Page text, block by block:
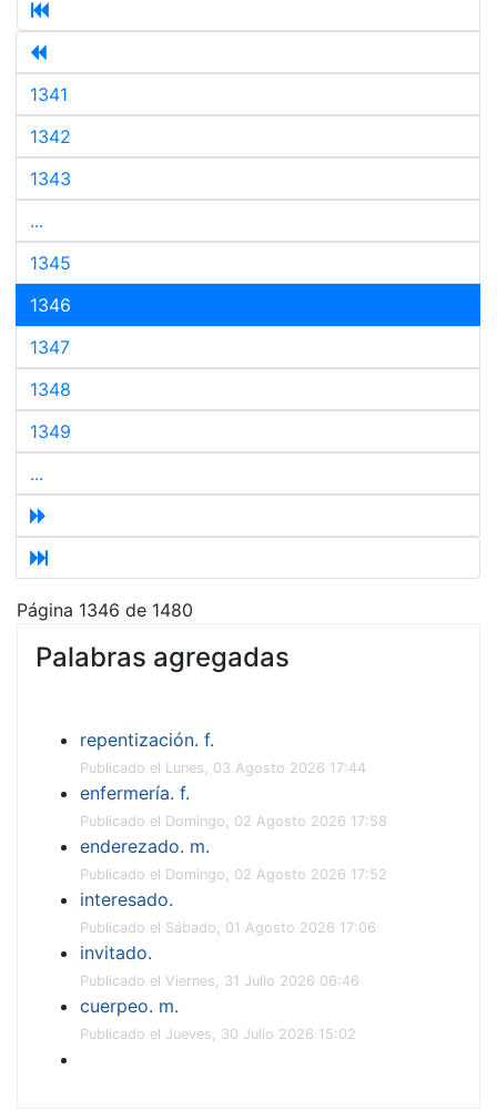
1341
1342
1343
...
1345
1346
1347
1348
1349
...
Página 1346 de 1480
Palabras agregadas
repentización. f.
Publicado el Lunes, 03 Agosto 2026 17:44
enfermería. f.
Publicado el Domingo, 02 Agosto 2026 17:58
enderezado. m.
Publicado el Domingo, 02 Agosto 2026 17:52
interesado.
Publicado el Sábado, 01 Agosto 2026 17:06
invitado.
Publicado el Viernes, 31 Julio 2026 06:46
cuerpeo. m.
Publicado el Jueves, 30 Julio 2026 15:02